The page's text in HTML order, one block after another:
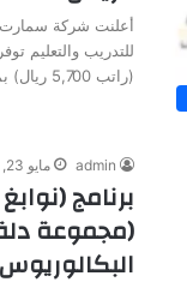
أعلنت شركة
للتدريب والتعليم
(راتب 5,700 ريال) بمدينة…
admin مايو 23, 2024
برنامج
(مجموعة
البكالوريوس